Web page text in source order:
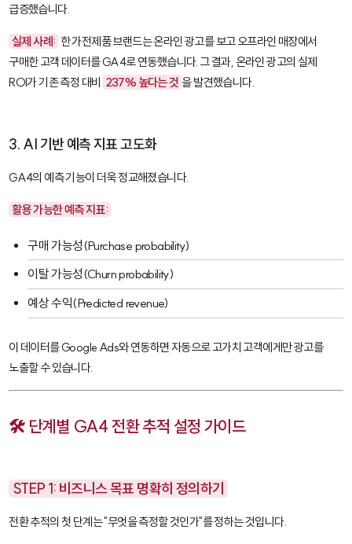
급증했습니다.
실제 사례: 한 가전제품 브랜드는 온라인 광고를 보고 오프라인 매장에서
구매한 고객 데이터를 GA4로 연동했습니다. 그 결과, 온라인 광고의 실제
ROI가 기존 측정 대비 237% 높다는 것 을 발견했습니다.
3. AI 기반 예측 지표 고도화
GA4의 예측 기능이 더욱 정교해졌습니다.
활용 가능한 예측 지표:
구매 가능성(Purchase probability)
이탈 가능성(Churn probability)
예상 수익(Predicted revenue)
이 데이터를 Google Ads와 연동하면 자동으로 고가치 고객에게만 광고를
노출할 수 있습니다.
🛠️ 단계별 GA4 전환 추적 설정 가이드
STEP 1: 비즈니스 목표 명확히 정의하기
전환 추적의 첫 단계는 "무엇을 측정할 것인가"를 정하는 것입니다.